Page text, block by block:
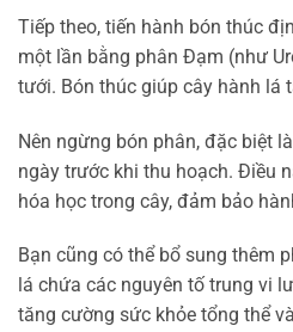
Tiếp theo, tiến hành bón thúc
một lần bằng phân Đạm (như
tưới. Bón thúc giúp cây hành lá
Nên ngừng bón phân, đặc biệt
ngày trước khi thu hoạch. Điều
hóa học trong cây, đảm bảo
Bạn cũng có thể bổ sung thêm
lá chứa các nguyên tố trung vi
tăng cường sức khỏe tổng thể